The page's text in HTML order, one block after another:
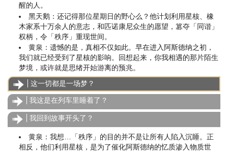
醒的人。
黑天鹅：还记得那位星期日的野心么？他计划利用星核、橡
木家系十万余人的意志，和匹诺康尼众生的愿望，篡夺「同谐」
权柄，令「秩序」重现世间。
黄泉：遗憾的是，真相不仅如此。早在进入阿斯德纳之初，
我们就已经受到了星核的影响。回想起来，你我相遇的那片陌生
梦境，或许就是思绪开始游离的预兆。
这一切都是一场梦？
我这是在列车里睡着了？
我回到故事开头了？
黄泉：我想…「秩序」的目的并不是让所有人陷入沉睡。正
相反，他们利用星核，是为了催化阿斯德纳的忆质渗入物质世